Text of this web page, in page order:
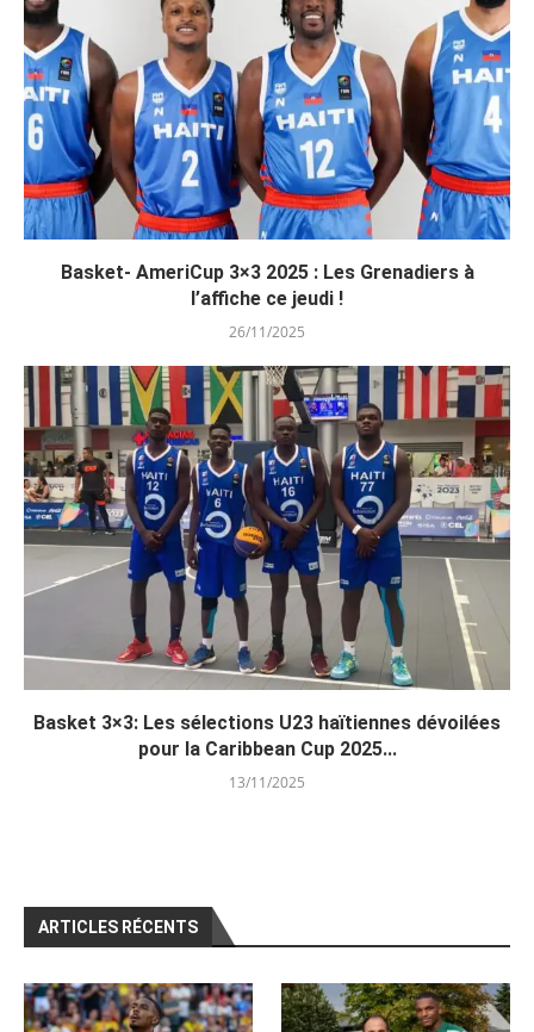
Basket- AmeriCup 3×3 2025 : Les Grenadiers à
l’affiche ce jeudi !
26/11/2025
Basket 3×3: Les sélections U23 haïtiennes dévoilées
pour la Caribbean Cup 2025...
13/11/2025
ARTICLES RÉCENTS